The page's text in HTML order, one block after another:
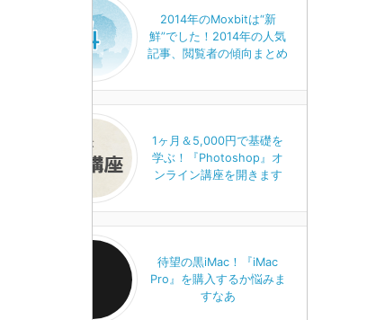
2014年のMoxbitは“新
鮮”でした！2014年の人気
記事、閲覧者の傾向まとめ
1ヶ月＆5,000円で基礎を
学ぶ！『Photoshop』オ
ンライン講座を開きます
待望の黒iMac！『iMac
Pro』を購入するか悩みま
すなあ